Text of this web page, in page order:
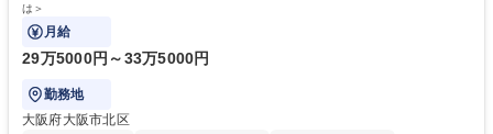
は＞
月給
29万5000円～33万5000円
勤務地
大阪府大阪市北区